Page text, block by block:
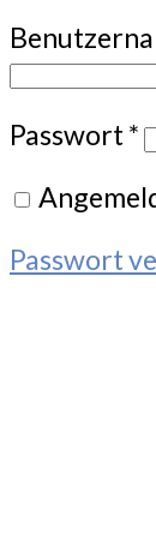
Passwort *
Passwort